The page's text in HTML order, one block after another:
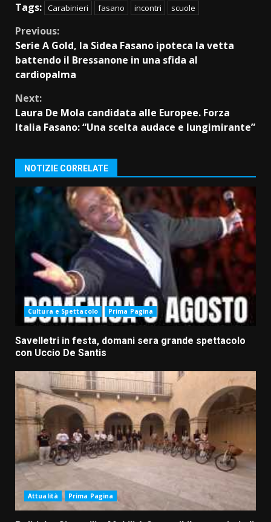
Tags: Carabinieri fasano incontri scuole
Continue
Reading
Previous:
Serie A Gold, la Sidea Fasano ipoteca la vetta
battendo il Bressanone in una sfida al
cardiopalma
Next:
Laura De Mola candidata alle Europee. Forza
Italia Fasano: “Una scelta audace e lungimirante”
NOTIZIE CORRELATE
Cultura e Spettacolo Prima Pagina
Savelletri in festa, domani sera grande spettacolo
con Uccio De Santis
Attualità Prima Pagina